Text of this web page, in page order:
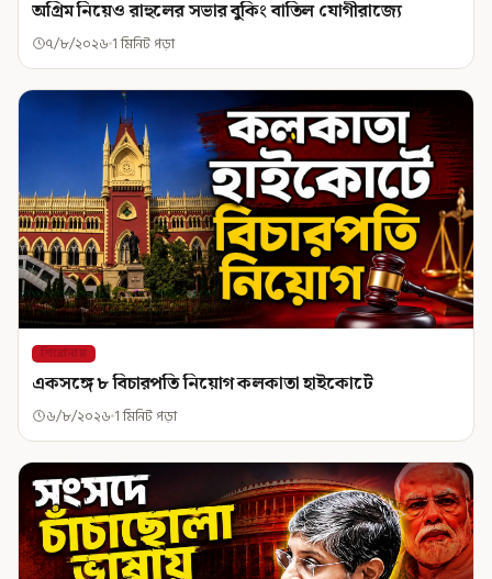
অগ্রিম নিয়েও রাহুলের সভার বুকিং বাতিল যোগীরাজ্যে
৭/৮/২০২৬ 1 মিনিট পড়া
শিরোনাম
একসঙ্গে ৮ বিচারপতি নিয়োগ কলকাতা হাইকোর্টে
৬/৮/২০২৬ 1 মিনিট পড়া